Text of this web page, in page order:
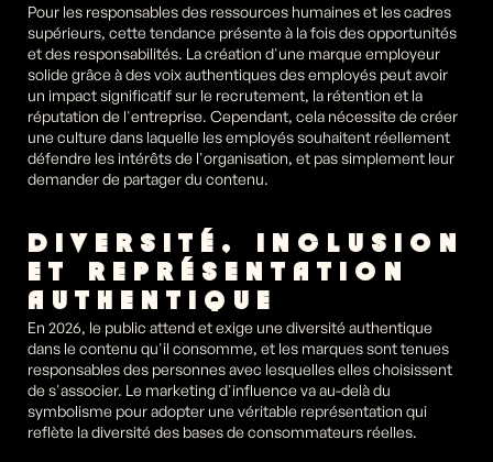
Pour les responsables des ressources humaines et les cadres
supérieurs, cette tendance présente à la fois des opportunités
et des responsabilités. La création d'une marque employeur
solide grâce à des voix authentiques des employés peut avoir
un impact significatif sur le recrutement, la rétention et la
réputation de l'entreprise. Cependant, cela nécessite de créer
une culture dans laquelle les employés souhaitent réellement
défendre les intérêts de l'organisation, et pas simplement leur
demander de partager du contenu.
DIVERSITÉ, INCLUSION
ET REPRÉSENTATION
AUTHENTIQUE
En 2026, le public attend et exige une diversité authentique
dans le contenu qu'il consomme, et les marques sont tenues
responsables des personnes avec lesquelles elles choisissent
de s'associer. Le marketing d'influence va au-delà du
symbolisme pour adopter une véritable représentation qui
reflète la diversité des bases de consommateurs réelles.